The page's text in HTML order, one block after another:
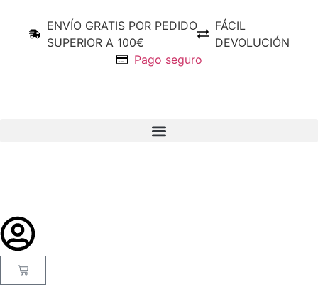
ENVÍO GRATIS POR PEDIDO
SUPERIOR A 100€
FÁCIL
DEVOLUCIÓN
Pago seguro